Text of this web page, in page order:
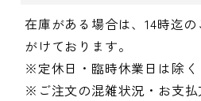
在庫がある場合は、14時迄
がけております。
※定休日・臨時休業日は除く
※ご注文の混雑状況・お支